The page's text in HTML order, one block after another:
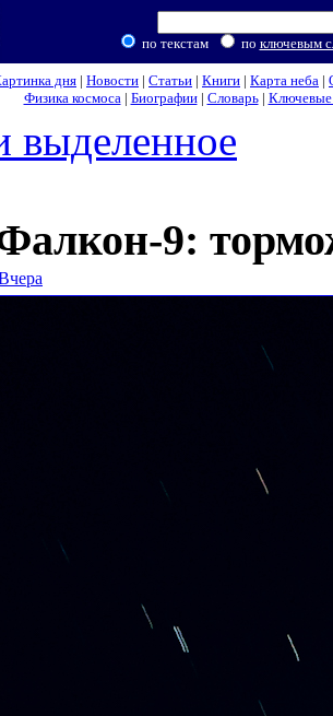
по текстам по ключевым
дня | Новости | Статьи | Книги | Карта неба |
Физика космоса| Биографии| Словарь| Ключевые
выделенное
9: